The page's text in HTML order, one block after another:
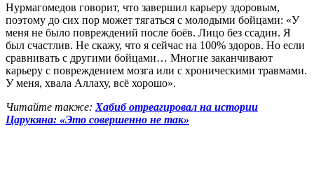
Нурмагомедов говорит, что завершил карьеру здоровым,
поэтому до сих пор может тягаться с молодыми бойцами: «У
меня не было повреждений после боёв. Лицо без ссадин. Я
был счастлив. Не скажу, что я сейчас на 100% здоров. Но если
сравнивать с другими бойцами… Многие заканчивают
карьеру с повреждением мозга или с хроническими травмами.
У меня, хвала Аллаху, всё хорошо».
Читайте также: Хабиб отреагировал на истории
Царукяна: «Это совершенно не так»